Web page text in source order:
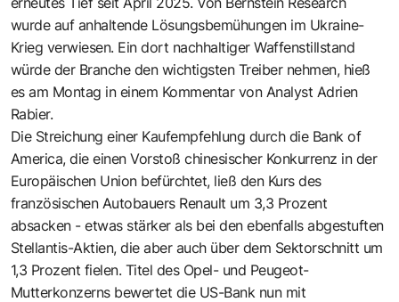
wurde auf anhaltende Lösungsbemühungen im Ukraine-
Krieg verwiesen. Ein dort nachhaltiger Waffenstillstand
würde der Branche den wichtigsten Treiber nehmen, hieß
es am Montag in einem Kommentar von Analyst Adrien
Rabier.
Die Streichung einer Kaufempfehlung durch die Bank of
America, die einen Vorstoß chinesischer Konkurrenz in der
Europäischen Union befürchtet, ließ den Kurs des
französischen Autobauers Renault um 3,3 Prozent
absacken - etwas stärker als bei den ebenfalls abgestuften
Stellantis-Aktien, die aber auch über dem Sektorschnitt um
1,3 Prozent fielen. Titel des Opel- und Peugeot-
Mutterkonzerns bewertet die US-Bank nun mit